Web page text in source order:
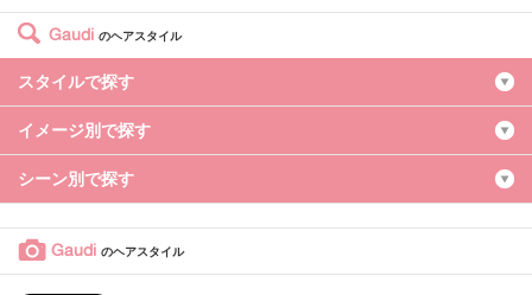
Gaudi のヘアスタイル
スタイルで探す
イメージ別で探す
シーン別で探す
Gaudi のヘアスタイル